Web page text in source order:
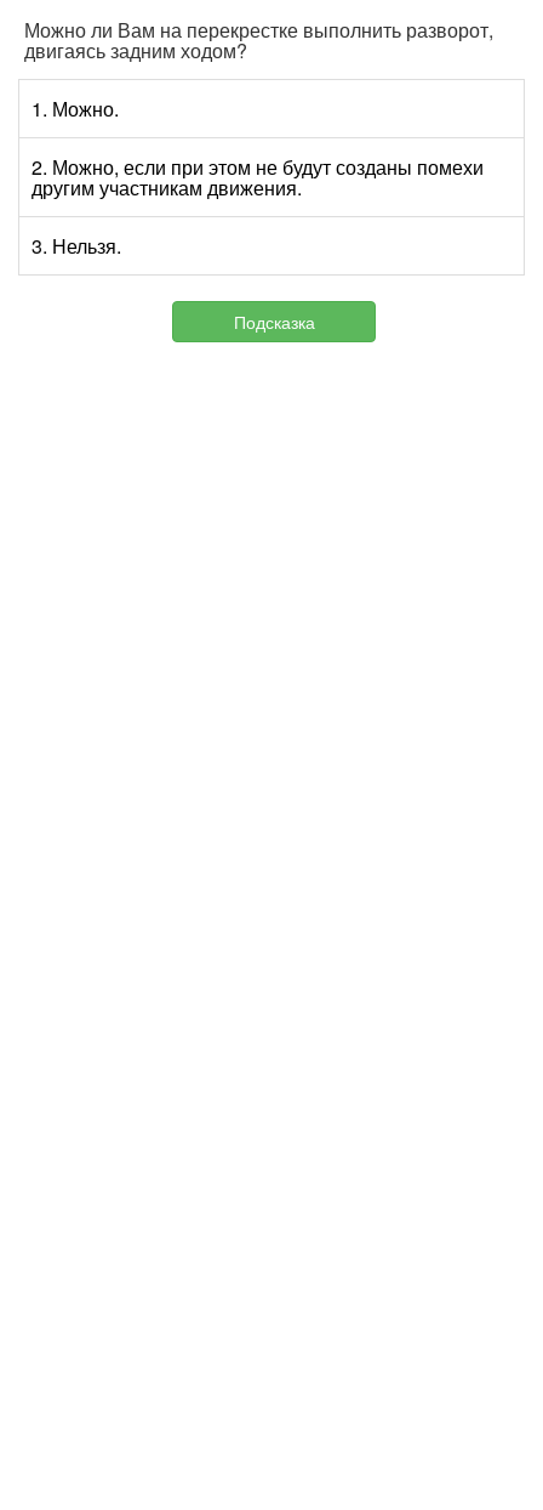
Можно ли Вам на перекрестке выполнить разворот,
двигаясь задним ходом?
1. Можно.
2. Можно, если при этом не будут созданы помехи
другим участникам движения.
3. Нельзя.
Подсказка